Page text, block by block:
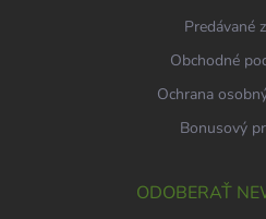
Predávané
Obchodné
Ochrana
Bonusový
ODOBERAŤ